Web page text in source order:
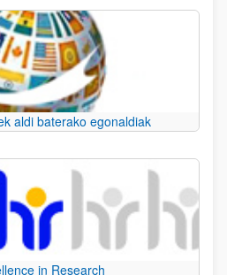
aldi baterako egonaldiak
in Research